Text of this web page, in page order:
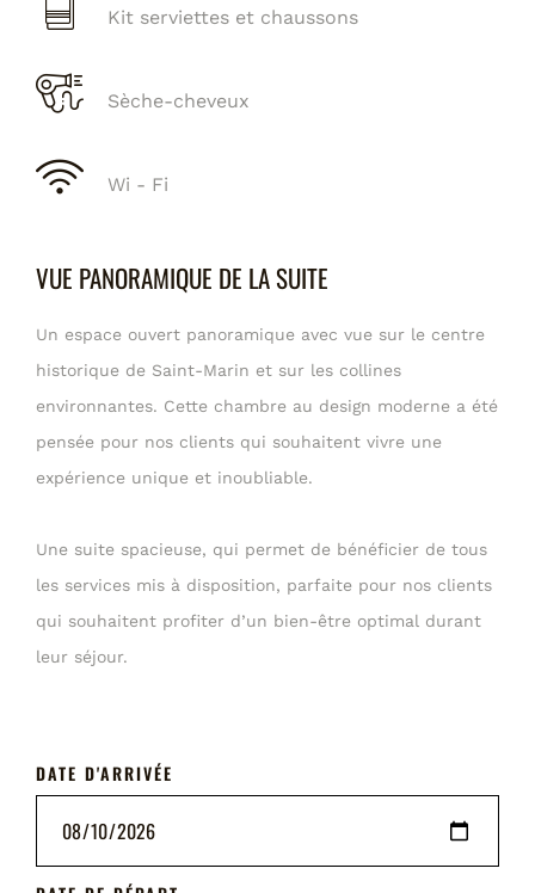
Kit serviettes et chaussons
Sèche-cheveux
Wi - Fi
VUE PANORAMIQUE DE LA SUITE
Un espace ouvert panoramique avec vue sur le centre
historique de Saint-Marin et sur les collines
environnantes. Cette chambre au design moderne a été
pensée pour nos clients qui souhaitent vivre une
expérience unique et inoubliable.
Une suite spacieuse, qui permet de bénéficier de tous
les services mis à disposition, parfaite pour nos clients
qui souhaitent profiter d’un bien-être optimal durant
leur séjour.
DATE D'ARRIVÉE